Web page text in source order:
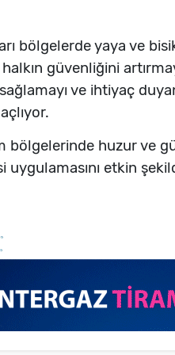
bölgelerde yaya ve
güvenliğini
ve ihtiyaç
huzur ve
etkin